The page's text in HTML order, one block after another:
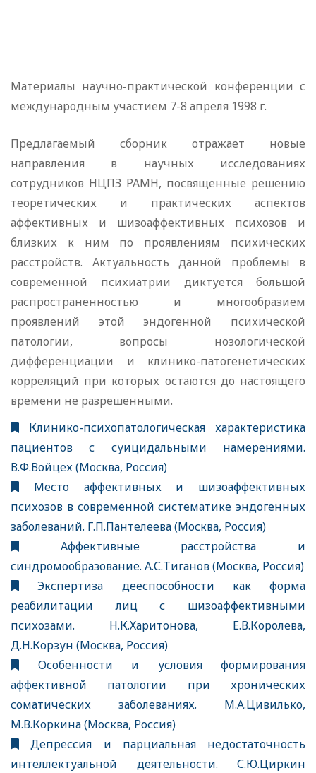
Материалы научно-практической конференции с
международным участием 7-8 апреля 1998 г.
Предлагаемый сборник отражает новые
направления в научных исследованиях
сотрудников НЦПЗ РАМН, посвященные решению
теоретических и практических аспектов
аффективных и шизоаффективных психозов и
близких к ним по проявлениям психических
расстройств. Актуальность данной проблемы в
современной психиатрии диктуется большой
распространенностью и многообразием
проявлений этой эндогенной психической
патологии, вопросы нозологической
дифференциации и клинико-патогенетических
корреляций при которых остаются до настоящего
времени не разрешенными.
Клинико-психопатологическая характеристика
пациентов с суицидальными намерениями.
В.Ф.Войцех (Москва, Россия)
Место аффективных и шизоаффективных
психозов в современной систематике эндогенных
заболеваний. Г.П.Пантелеева (Москва, Россия)
Аффективные расстройства и
синдромообразование. А.С.Тиганов (Москва, Россия)
Экспертиза дееспособности как форма
реабилитации лиц с шизоаффективными
психозами. Н.К.Харитонова, Е.В.Королева,
Д.Н.Корзун (Москва, Россия)
Особенности и условия формирования
аффективной патологии при хронических
соматических заболеваниях. М.А.Цивилько,
М.В.Коркина (Москва, Россия)
Депрессия и парциальная недостаточность
интеллектуальной деятельности. С.Ю.Циркин